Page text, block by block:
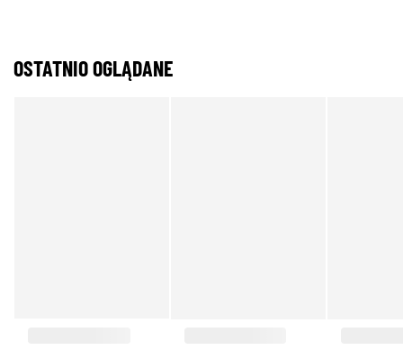
OSTATNIO OGLĄDANE